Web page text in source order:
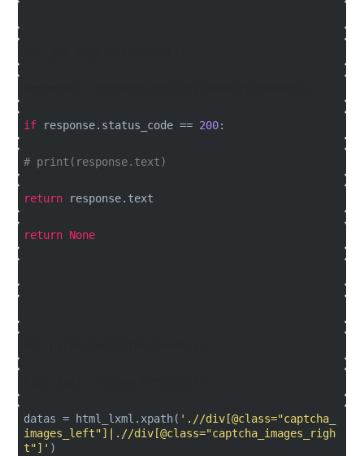
ifresponse.status_code == 200:
# print(response.text)
returnresponse.text
return None
datas = html_lxml.xpath( './/div[@class="captcha_
images_left"]|.//div[@class="captcha_images_righ
t"]' )